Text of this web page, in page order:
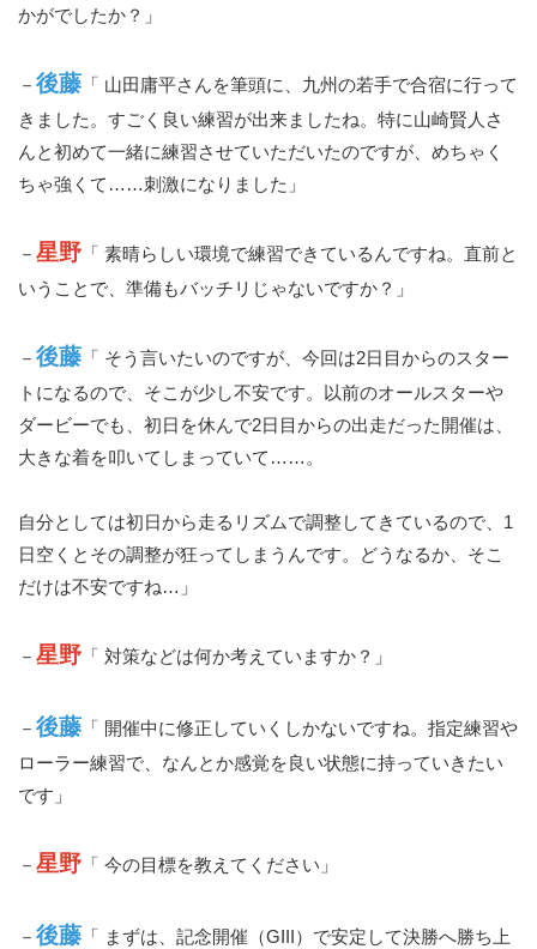
かがでしたか？」
－ 後藤 「 山田庸平さんを筆頭に、九州の若手で合宿に行って
きました。すごく良い練習が出来ましたね。特に山崎賢人さ
んと初めて一緒に練習させていただいたのですが、めちゃく
ちゃ強くて……刺激になりました」
－ 星野 「 素晴らしい環境で練習できているんですね。直前と
いうことで、準備もバッチリじゃないですか？」
－ 後藤 「 そう言いたいのですが、今回は2日目からのスター
トになるので、そこが少し不安です。以前のオールスターや
ダービーでも、初日を休んで2日目からの出走だった開催は、
大きな着を叩いてしまっていて……。
自分としては初日から走るリズムで調整してきているので、1
日空くとその調整が狂ってしまうんです。どうなるか、そこ
だけは不安ですね…」
－ 星野 「 対策などは何か考えていますか？」
－ 後藤 「 開催中に修正していくしかないですね。指定練習や
ローラー練習で、なんとか感覚を良い状態に持っていきたい
です」
－ 星野 「 今の目標を教えてください」
－ 後藤 「 まずは、記念開催（GIII）で安定して決勝へ勝ち上